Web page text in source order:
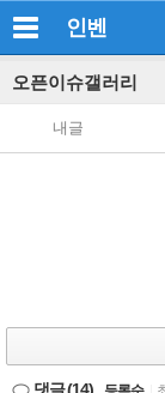
인벤
오픈이슈갤러리
내글